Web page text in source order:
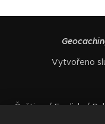
Vytvořeno
Čeština
English